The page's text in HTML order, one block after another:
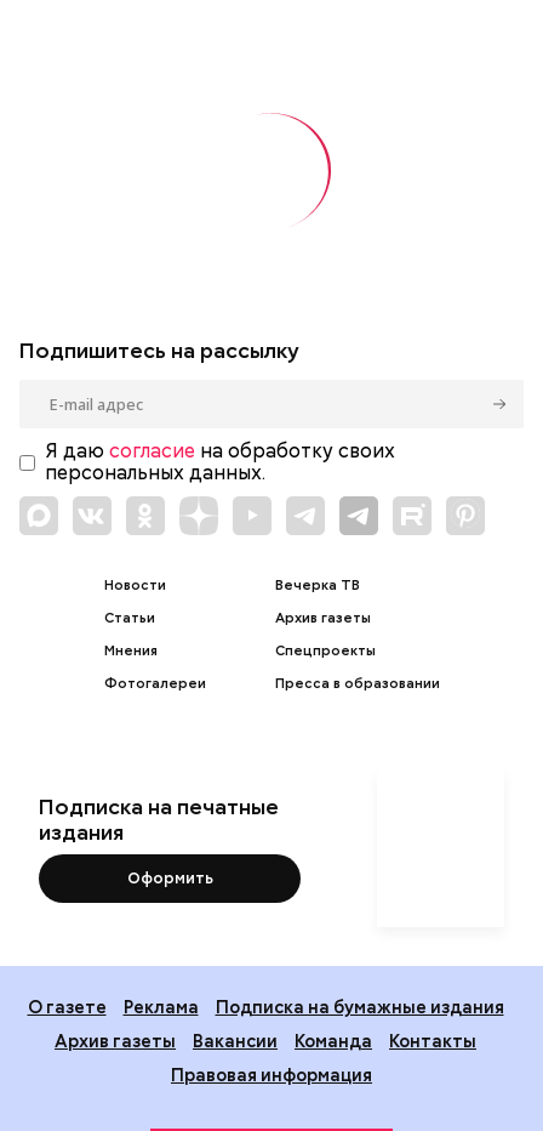
Подпишитесь на рассылку
Я даю согласие на обработку своих
персональных данных.
Новости
Статьи
Мнения
Фотогалереи
Вечерка ТВ
Архив газеты
Спецпроекты
Пресса в образовании
Подписка на печатные
издания
Оформить
О газете Реклама
Подписка на бумажные издания
Архив газеты
Вакансии Команда
Контакты
Правовая информация